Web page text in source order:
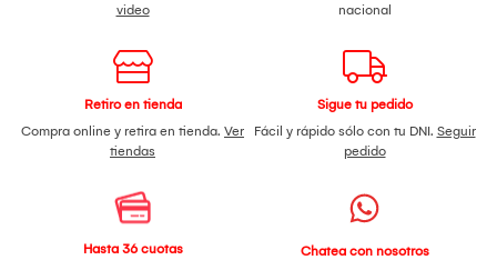
video
nacional
Retiro en tienda
Compra online y retira en tienda. Ver
tiendas
Sigue tu pedido
Fácil y rápido sólo con tu DNI. Seguir
pedido
Hasta 36 cuotas
Chatea con nosotros